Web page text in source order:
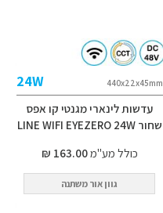
440x22x45mm
24W
עדשות לינארי מגנטי קו אפס
שחור LINE WIFI EYEZERO 24W
כולל מע"מ163.00 ₪
גוון אור משתנה